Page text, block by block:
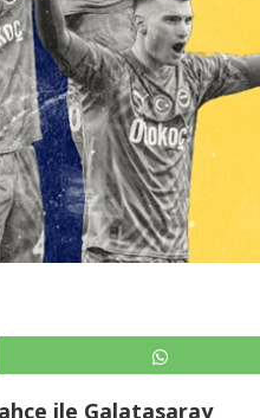
ile Galatasaray